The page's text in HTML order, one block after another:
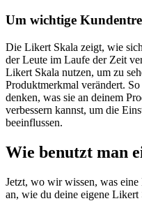
Um wichtige
Die Likert Skala zeigt, wie
der Leute im Laufe der Zeit
Likert Skala nutzen, um zu
Produktmerkmal verändert.
denken, was sie an deinem
verbessern kannst, um die
beeinflussen.
Wie benutzt man
Jetzt, wo wir wissen, was
an, wie du deine eigene Likert